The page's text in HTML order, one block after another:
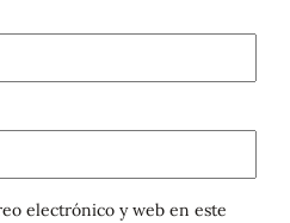
electrónico y web en este